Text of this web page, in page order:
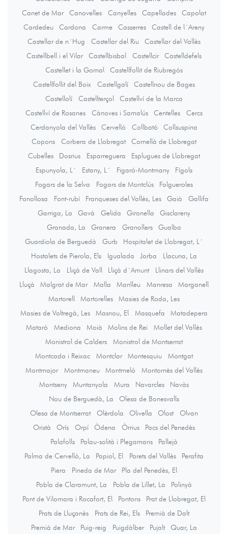
Canet de Mar
Canovelles Canyelles Capellades
Capolat
Cardedeu
Cardona Carme Casserres
Castell de l´Areny
Castellar de n´Hug
Castellar del Riu
Castellar del Vallès
Castellbell i el Vilar
Castellbisbal Castellcir
Castelldefels
Castellet i la Gornal
Castellfollit de Riubregós
Castellfollit del Boix
Castellgalí
Castellnou de Bages
Castellolí
Castellterçol
Castellví de la Marca
Castellví de Rosanes
Cànoves i Samalús Centelles
Cercs
Cerdanyola del Vallès
Cervelló Collbató
Collsuspina
Copons
Corbera de Llobregat
Cornellà de Llobregat
Cubelles
Dosrius Esparreguera
Esplugues de Llobregat
Espunyola, L´
Estany, L´ Figaró-Montmany
Fígols
Fogars de la Selva
Fogars de Montclús
Folgueroles
Fonollosa
Font-rubí Franqueses del Vallès, Les Gaià
Gallifa
Garriga, La
Gavà Gelida Gironella
Gisclareny
Granada, La
Granera Granollers
Gualba
Guardiola de Berguedà
Gurb
Hospitalet de Llobregat, L´
Hostalets de Pierola, Els
Igualada Jorba
Llacuna, La
Llagosta, La
Lliçà de Vall Lliçà d´Amunt
Llinars del Vallès
Lluçà
Malgrat de Mar Malla Manlleu Manresa
Marganell
Martorell
Martorelles
Masies de Roda, Les
Masies de Voltregà, Les
Masnou, El Masquefa
Matadepera
Mataró
Mediona Moià Molins de Rei
Mollet del Vallès
Monistrol de Calders
Monistrol de Montserrat
Montcada i Reixac
Montclar Montesquiu
Montgat
Montmajor
Montmaneu Montmeló
Montornès del Vallès
Montseny
Muntanyola Mura Navarcles
Navàs
Nou de Berguedà, La
Olesa de Bonesvalls
Olesa de Montserrat
Olèrdola Olivella Olost
Olvan
Oristà
Orís Orpí Òdena Òrrius
Pacs del Penedès
Palafolls
Palau-solità i Plegamans
Pallejà
Palma de Cervelló, La
Papiol, El Parets del Vallès
Perafita
Piera
Pineda de Mar
Pla del Penedès, El
Pobla de Claramunt, La
Pobla de Lillet, La
Polinyà
Pont de Vilomara i Rocafort, El
Pontons
Prat de Llobregat, El
Prats de Lluçanès
Prats de Rei, Els
Premià de Dalt
Premià de Mar
Puig-reig Puigdàlber Pujalt
Quar, La